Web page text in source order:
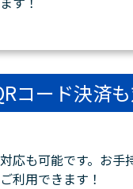
コード決済
応も可能です。お手
利用できます！